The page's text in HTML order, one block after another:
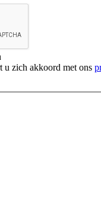
u zich akkoord met ons